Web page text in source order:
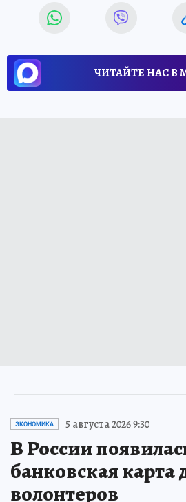
ЧИТАЙТЕ НАС В
ЭКОНОМИКА 5 августа 2026 9:30
В России
банковская карта
волонтеров